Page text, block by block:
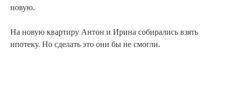
новую.
На новую квартиру Антон и Ирина собирались взять
ипотеку. Но сделать это они бы не смогли.